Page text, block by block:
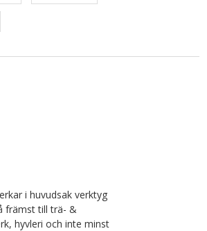
i huvudsak verktyg
främst till trä- &
hyvleri och inte minst